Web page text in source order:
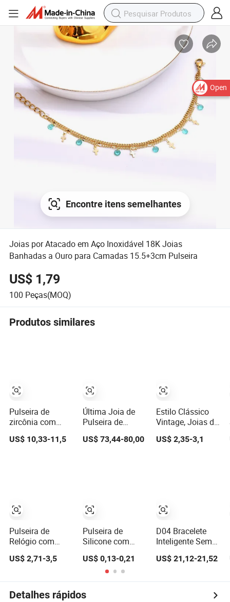
Open
Encontre itens semelhantes
Joias por Atacado em Aço Inoxidável 18K Joias
Banhadas a Ouro para Camadas 15.5+3cm Pulseira
US$ 1,79
100 Peças(MOQ)
Produtos similares
Pulseira de
zircônia com
fecho magnético
em aço
US$ 10,33-11,5
Pulseira de
Relógio com
Aço Inoxidável
316L Pulseira
Gravada
US$ 2,71-3,5
Última Joia de
Pulseira de
Diamante
Cultivado em
US$ 73,44-80,00
Pulseira de
Silicone com
Personalizado
Pulseira de
Borracha de
Silicone para
US$ 0,13-0,21
Estilo Clássico
Vintage, Joias de
Pérola de Água
Doce Natural
Diário
US$ 2,35-3,1
D04 Bracelete
Inteligente Sem
Longos Dias de
Carregamento
US$ 21,12-21,52
Detalhes rápidos